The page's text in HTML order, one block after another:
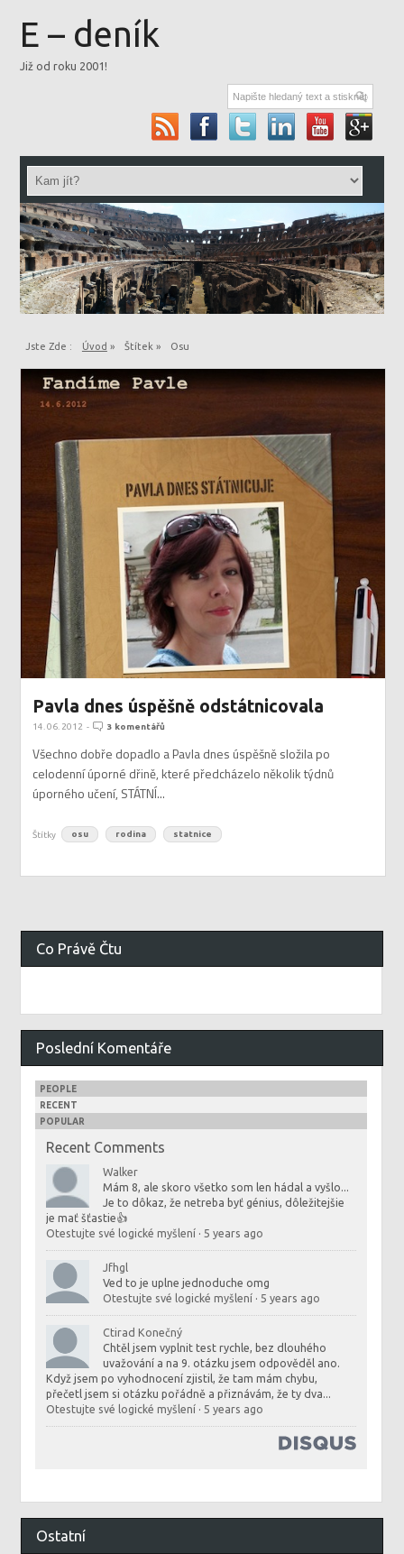
E – deník
Již od roku 2001!
Jste Zde : Úvod » Štítek » Osu
Pavla dnes úspěšně odstátnicovala
14. 06. 2012 - 3 komentářů
Všechno dobře dopadlo a Pavla dnes úspěšně složila po
celodenní úporné dřině, které předcházelo několik týdnů
úporného učení, STÁTNÍ...
Štítky osu rodina statnice
Co Právě Čtu
Poslední Komentáře
PEOPLE
RECENT
POPULAR
Recent Comments
Walker
Mám 8, ale skoro všetko som len hádal a vyšlo...
Je to dôkaz, že netreba byť génius, dôležitejšie
je mať šťastie👍
Otestujte své logické myšlení · 5 years ago
Jfhgl
Ved to je uplne jednoduche omg
Otestujte své logické myšlení · 5 years ago
Ctirad Konečný
Chtěl jsem vyplnit test rychle, bez dlouhého
uvažování a na 9. otázku jsem odpověděl ano.
Když jsem po vyhodnocení zjistil, že tam mám chybu,
přečetl jsem si otázku pořádně a přiznávám, že ty dva...
Otestujte své logické myšlení · 5 years ago
Ostatní